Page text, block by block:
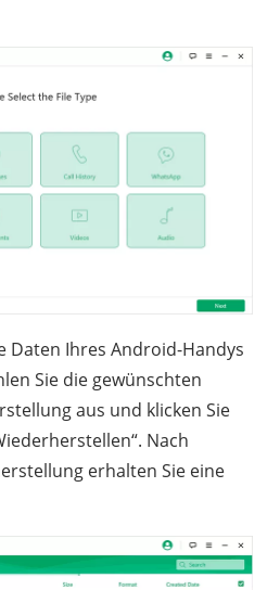
Daten Ihres Android-Handys
Sie die gewünschten
aus und klicken Sie
Nach
erhalten Sie eine